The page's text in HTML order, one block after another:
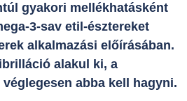
gyakori mellékhatásként
3-sav etil-észtereket
alkalmazási előírásában.
alakul ki, a
abba kell hagyni.